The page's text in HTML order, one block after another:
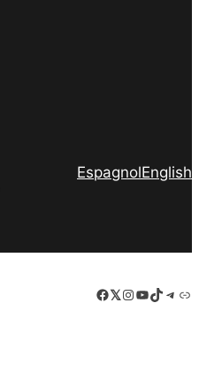
EspagnolEnglish
Facebook
LinkedIn
Instagram
YouTube
TikTok